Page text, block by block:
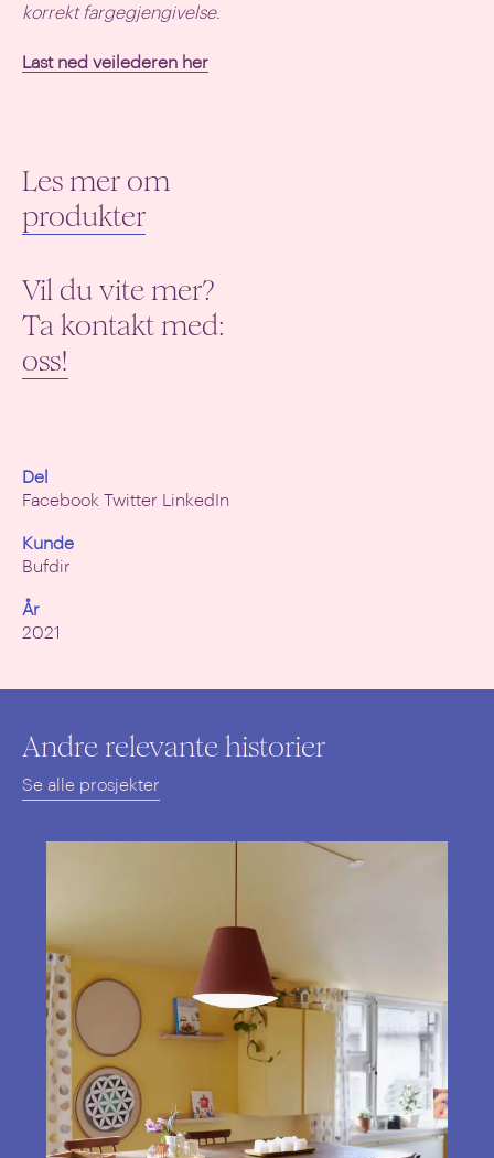
korrekt fargegjengivelse.
Last ned veilederen her
Les mer om
produkter
Vil du vite mer?
Ta kontakt med:
oss!
Del
Facebook Twitter LinkedIn
Kunde
Bufdir
År
2021
Andre relevante historier
Se alle prosjekter